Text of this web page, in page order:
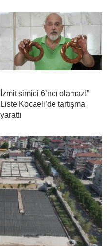
İzmit simidi 6’ncı olamaz!”
Liste Kocaeli’de tartışma
yarattı